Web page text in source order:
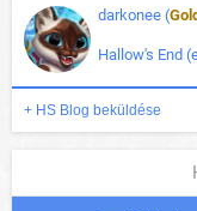
darkonee (
Hallow's End
+ HS Blog beküldése